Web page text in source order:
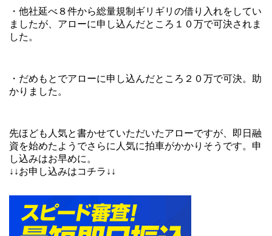
・他社延べ８件から総量規制ギリギリの借り入れをしてい
ましたが、アローに申し込んだところ１０万で可決されま
した。
・だめもとでアローに申し込んだところ２０万で可決。助
かりました。
先ほども人気と書かせていただいたアローですが、即日融
資を始めたようでさらに人気に拍車がかかりそうです。申
し込みはお早めに。
↓↓お申し込みはコチラ↓↓